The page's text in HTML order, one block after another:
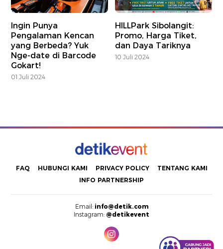
Ingin Punya
Pengalaman Kencan
yang Berbeda? Yuk
Nge-date di Barcode
Gokart!
01 Juli 2024
HILLPark Sibolangit:
Promo, Harga Tiket,
dan Daya Tariknya
10 Juli 2024
FAQ HUBUNGI KAMI PRIVACY POLICY
TENTANG KAMI
INFO PARTNERSHIP
Email: info@detik.com
Instagram: @detikevent